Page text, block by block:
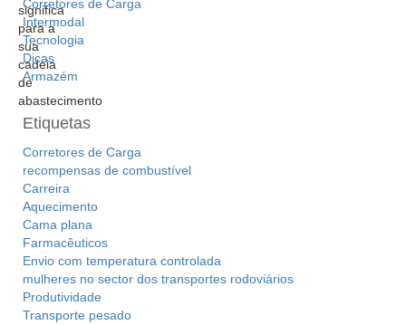
Corretores de Carga
Intermodal
Tecnologia
Dicas
Armazém
Etiquetas
Corretores de Carga
recompensas de combustível
Carreira
Aquecimento
Cama plana
Farmacêuticos
Envio com temperatura controlada
mulheres no sector dos transportes rodoviários
Produtividade
Transporte pesado